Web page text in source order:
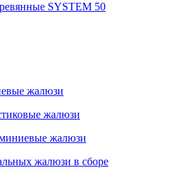
SYSTEM 50
жалюзи
жалюзи
жалюзи
жалюзи в сборе